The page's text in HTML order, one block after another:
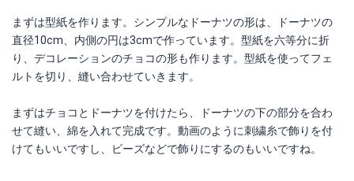
まずは型紙を作ります。シンプルなドーナツの形は、ドーナツの
直径10cm、内側の円は3cmで作っています。型紙を六等分に折
り、デコレーションのチョコの形も作ります。型紙を使ってフェ
ルトを切り、縫い合わせていきます。
まずはチョコとドーナツを付けたら、ドーナツの下の部分を合わ
せて縫い、綿を入れて完成です。動画のように刺繍糸で飾りを付
けてもいいですし、ビーズなどで飾りにするのもいいですね。